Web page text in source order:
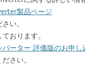
製品ページ
い。
おります。
ーター 評価版のお申し
さい。